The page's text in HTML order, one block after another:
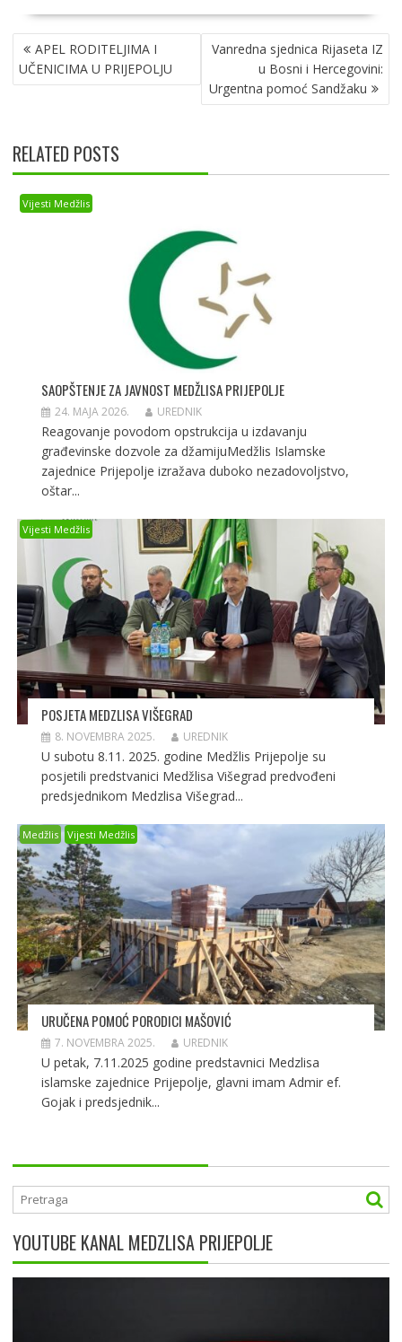
e
b
o
k
at
s
A
p
ss
e
n
er ar
e
NAVIGACIJA
ČLANAKA
APEL RODITELJIMA I
UČENICIMA U PRIJEPOLJU
Vanredna sjednica Rijaseta IZ
u Bosni i Hercegovini:
Urgentna pomoć Sandžaku
RELATED POSTS
Vijesti Medžlis
SAOPŠTENJE ZA JAVNOST MEDŽLISA PRIJEPOLJE
24. MAJA 2026. UREDNIK
Reagovanje povodom opstrukcija u izdavanju
građevinske dozvole za džamijuMedžlis Islamske
zajednice Prijepolje izražava duboko nezadovoljstvo,
oštar...
Vijesti Medžlis
POSJETA MEDZLISA VIŠEGRAD
8. NOVEMBRA 2025. UREDNIK
U subotu 8.11. 2025. godine Medžlis Prijepolje su
posjetili predstvanici Medžlisa Višegrad predvođeni
predsjednikom Medzlisa Višegrad...
Medžlis Vijesti Medžlis
URUČENA POMOĆ PORODICI MAŠOVIĆ
7. NOVEMBRA 2025. UREDNIK
U petak, 7.11.2025 godine predstavnici Medzlisa
islamske zajednice Prijepolje, glavni imam Admir ef.
Gojak i predsjednik...
YOUTUBE KANAL MEDZLISA PRIJEPOLJE